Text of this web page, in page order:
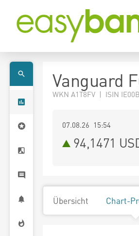
Vanguard
WKN A1T8FV | ISIN
07.08.26 15:54
94,1471
Übersicht Chart-